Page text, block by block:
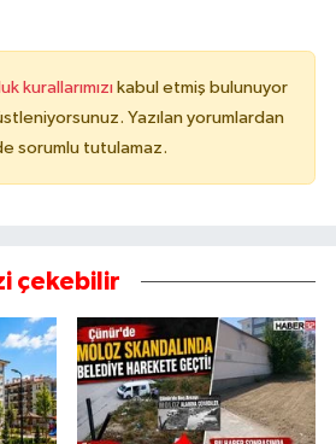
kurallarımızı kabul etmiş bulunuyor
Yazılan yorumlardan
sorumlu tutulamaz.
çekebilir